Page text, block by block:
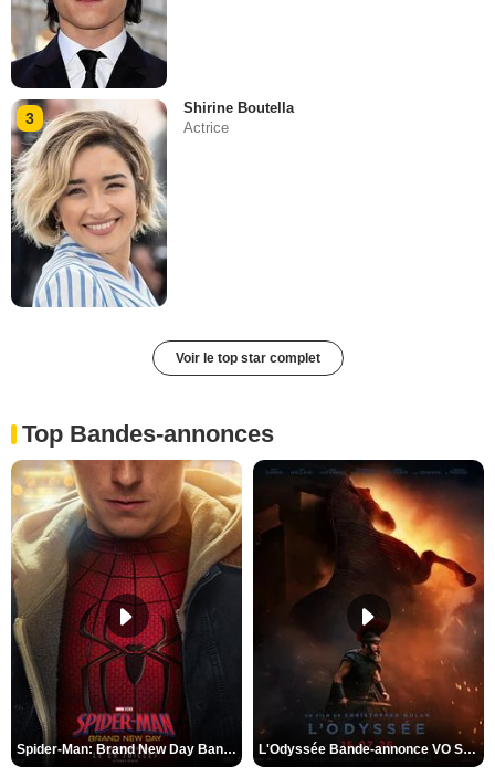
3
Shirine Boutella
Actrice
Voir le top star complet
Top Bandes-annonces
Spider-Man: Brand New Day Bande-annonce VO STFR L'Odyssée Bande-annonce VO STFR